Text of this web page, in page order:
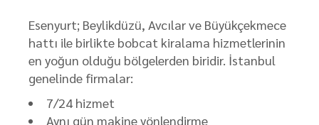
Esenyurt; Beylikdüzü, Avcılar ve Büyükçekmece
hattı ile birlikte bobcat kiralama hizmetlerinin
en yoğun olduğu bölgelerden biridir. İstanbul
genelinde firmalar:
7/24 hizmet
Aynı gün makine yönlendirme